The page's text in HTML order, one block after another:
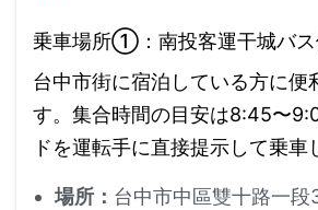
乗車場所①：南投客運干城バス
台中市街に宿泊している方に便
す。集合時間の目安は8:45〜
ドを運転手に直接提示して乗車
場所： 台中市中區雙十路一